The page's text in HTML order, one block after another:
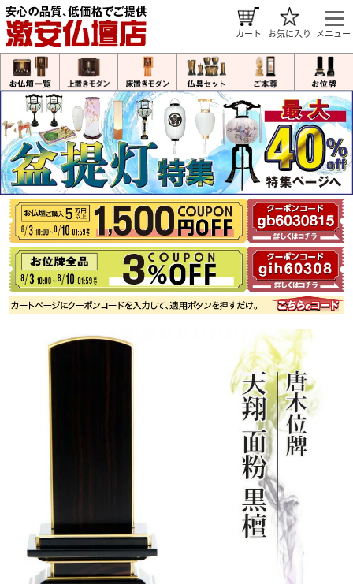
メニュー
お気に入り
カート